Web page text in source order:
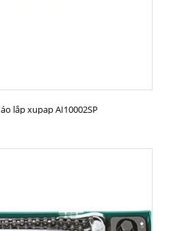
HÀNG
lắp xupap AI10002SP